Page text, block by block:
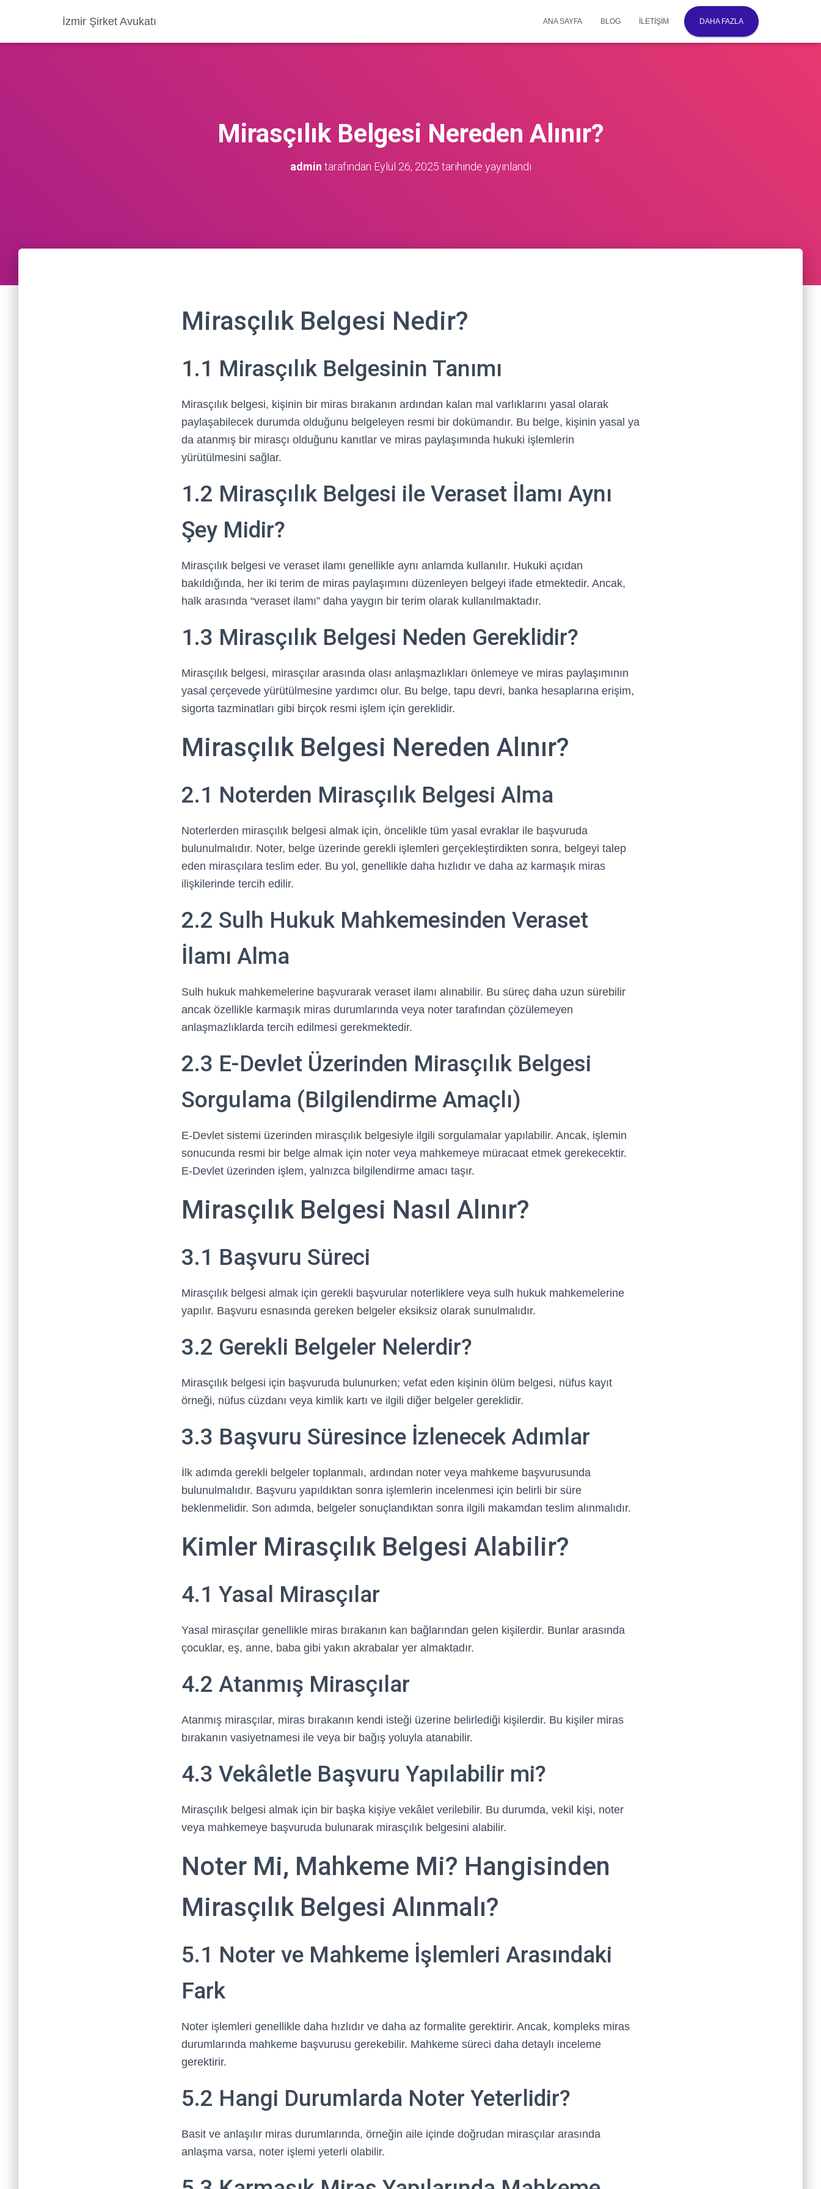
İzmir Şirket Avukatı ANA SAYFA BLOG İLETIŞIM DAHA FAZLA
Mirasçılık Belgesi Nereden Alınır?
admin tarafından Eylül 26, 2025 tarihinde yayınlandı
Mirasçılık Belgesi Nedir?
1.1 Mirasçılık Belgesinin Tanımı
Mirasçılık belgesi, kişinin bir miras bırakanın ardından kalan mal varlıklarını yasal olarak
paylaşabilecek durumda olduğunu belgeleyen resmi bir dokümandır. Bu belge, kişinin yasal ya
da atanmış bir mirasçı olduğunu kanıtlar ve miras paylaşımında hukuki işlemlerin
yürütülmesini sağlar.
1.2 Mirasçılık Belgesi ile Veraset İlamı Aynı
Şey Midir?
Mirasçılık belgesi ve veraset ilamı genellikle aynı anlamda kullanılır. Hukuki açıdan
bakıldığında, her iki terim de miras paylaşımını düzenleyen belgeyi ifade etmektedir. Ancak,
halk arasında “veraset ilamı” daha yaygın bir terim olarak kullanılmaktadır.
1.3 Mirasçılık Belgesi Neden Gereklidir?
Mirasçılık belgesi, mirasçılar arasında olası anlaşmazlıkları önlemeye ve miras paylaşımının
yasal çerçevede yürütülmesine yardımcı olur. Bu belge, tapu devri, banka hesaplarına erişim,
sigorta tazminatları gibi birçok resmi işlem için gereklidir.
Mirasçılık Belgesi Nereden Alınır?
2.1 Noterden Mirasçılık Belgesi Alma
Noterlerden mirasçılık belgesi almak için, öncelikle tüm yasal evraklar ile başvuruda
bulunulmalıdır. Noter, belge üzerinde gerekli işlemleri gerçekleştirdikten sonra, belgeyi talep
eden mirasçılara teslim eder. Bu yol, genellikle daha hızlıdır ve daha az karmaşık miras
ilişkilerinde tercih edilir.
2.2 Sulh Hukuk Mahkemesinden Veraset
İlamı Alma
Sulh hukuk mahkemelerine başvurarak veraset ilamı alınabilir. Bu süreç daha uzun sürebilir
ancak özellikle karmaşık miras durumlarında veya noter tarafından çözülemeyen
anlaşmazlıklarda tercih edilmesi gerekmektedir.
2.3 E-Devlet Üzerinden Mirasçılık Belgesi
Sorgulama (Bilgilendirme Amaçlı)
E-Devlet sistemi üzerinden mirasçılık belgesiyle ilgili sorgulamalar yapılabilir. Ancak, işlemin
sonucunda resmi bir belge almak için noter veya mahkemeye müracaat etmek gerekecektir.
E-Devlet üzerinden işlem, yalnızca bilgilendirme amacı taşır.
Mirasçılık Belgesi Nasıl Alınır?
3.1 Başvuru Süreci
Mirasçılık belgesi almak için gerekli başvurular noterliklere veya sulh hukuk mahkemelerine
yapılır. Başvuru esnasında gereken belgeler eksiksiz olarak sunulmalıdır.
3.2 Gerekli Belgeler Nelerdir?
Mirasçılık belgesi için başvuruda bulunurken; vefat eden kişinin ölüm belgesi, nüfus kayıt
örneği, nüfus cüzdanı veya kimlik kartı ve ilgili diğer belgeler gereklidir.
3.3 Başvuru Süresince İzlenecek Adımlar
İlk adımda gerekli belgeler toplanmalı, ardından noter veya mahkeme başvurusunda
bulunulmalıdır. Başvuru yapıldıktan sonra işlemlerin incelenmesi için belirli bir süre
beklenmelidir. Son adımda, belgeler sonuçlandıktan sonra ilgili makamdan teslim alınmalıdır.
Kimler Mirasçılık Belgesi Alabilir?
4.1 Yasal Mirasçılar
Yasal mirasçılar genellikle miras bırakanın kan bağlarından gelen kişilerdir. Bunlar arasında
çocuklar, eş, anne, baba gibi yakın akrabalar yer almaktadır.
4.2 Atanmış Mirasçılar
Atanmış mirasçılar, miras bırakanın kendi isteği üzerine belirlediği kişilerdir. Bu kişiler miras
bırakanın vasiyetnamesi ile veya bir bağış yoluyla atanabilir.
4.3 Vekâletle Başvuru Yapılabilir mi?
Mirasçılık belgesi almak için bir başka kişiye vekâlet verilebilir. Bu durumda, vekil kişi, noter
veya mahkemeye başvuruda bulunarak mirasçılık belgesini alabilir.
Noter Mi, Mahkeme Mi? Hangisinden
Mirasçılık Belgesi Alınmalı?
5.1 Noter ve Mahkeme İşlemleri Arasındaki
Fark
Noter işlemleri genellikle daha hızlıdır ve daha az formalite gerektirir. Ancak, kompleks miras
durumlarında mahkeme başvurusu gerekebilir. Mahkeme süreci daha detaylı inceleme
gerektirir.
5.2 Hangi Durumlarda Noter Yeterlidir?
Basit ve anlaşılır miras durumlarında, örneğin aile içinde doğrudan mirasçılar arasında
anlaşma varsa, noter işlemi yeterli olabilir.